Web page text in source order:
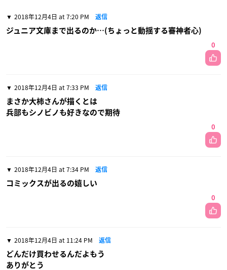
2018年12月4日 at 7:20 PM 返信
ジュニア文庫まで出るのか…(ちょっと動揺する審神者心)
0
2018年12月4日 at 7:33 PM 返信
まさか大柿さんが描くとは
兵部もシノビノも好きなので期待
0
2018年12月4日 at 7:34 PM 返信
コミックスが出るの嬉しい
0
2018年12月4日 at 11:24 PM 返信
どんだけ買わせるんだよもう
ありがとう